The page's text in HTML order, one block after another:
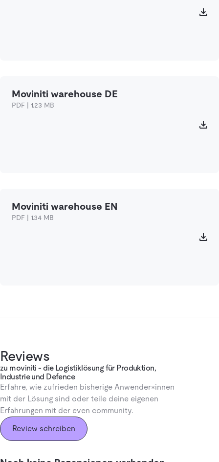
Moviniti warehouse DE
PDF | 1.23 MB
Moviniti warehouse EN
PDF | 1.34 MB
Reviews
zu moviniti - die Logistiklösung für Produktion,
Industrie und Defence
Erfahre, wie zufrieden bisherige Anwender*innen
mit der Lösung sind oder teile deine eigenen
Erfahrungen mit der even community.
Review schreiben